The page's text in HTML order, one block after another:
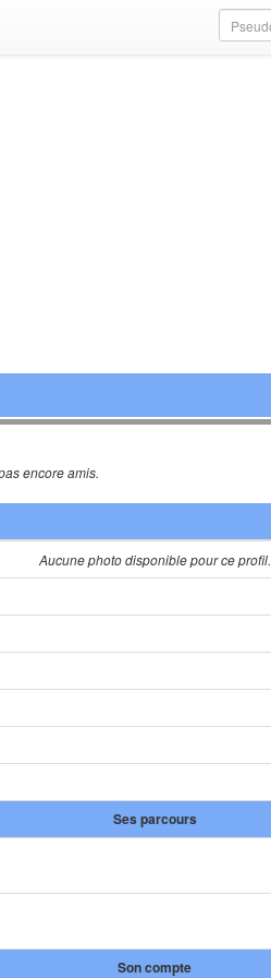
encore amis.
Aucune photo disponible pour ce profil.
Ses parcours
Son compte